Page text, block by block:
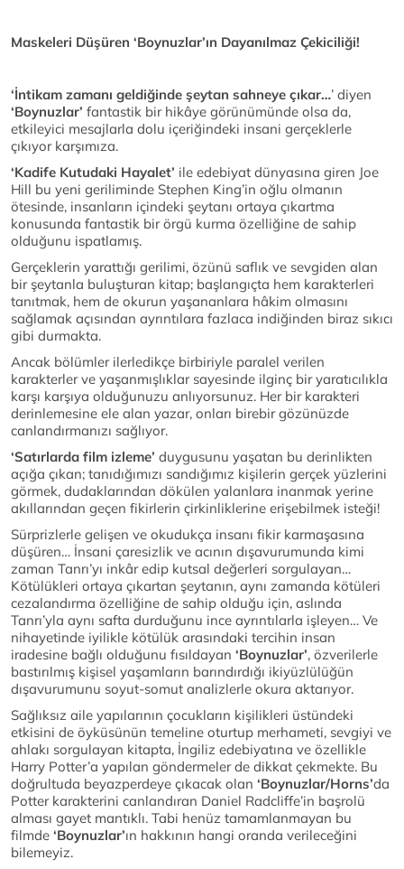
Maskeleri Düşüren ‘Boynuzlar’ın Dayanılmaz Çekiciliği!
‘İntikam zamanı geldiğinde şeytan sahneye çıkar…’ diyen
‘Boynuzlar’ fantastik bir hikâye görünümünde olsa da,
etkileyici mesajlarla dolu içeriğindeki insani gerçeklerle
çıkıyor karşımıza.
‘Kadife Kutudaki Hayalet’ ile edebiyat dünyasına giren Joe
Hill bu yeni geriliminde Stephen King’in oğlu olmanın
ötesinde, insanların içindeki şeytanı ortaya çıkartma
konusunda fantastik bir örgü kurma özelliğine de sahip
olduğunu ispatlamış.
Gerçeklerin yarattığı gerilimi, özünü saflık ve sevgiden alan
bir şeytanla buluşturan kitap; başlangıçta hem karakterleri
tanıtmak, hem de okurun yaşananlara hâkim olmasını
sağlamak açısından ayrıntılara fazlaca indiğinden biraz sıkıcı
gibi durmakta.
Ancak bölümler ilerledikçe birbiriyle paralel verilen
karakterler ve yaşanmışlıklar sayesinde ilginç bir yaratıcılıkla
karşı karşıya olduğunuzu anlıyorsunuz. Her bir karakteri
derinlemesine ele alan yazar, onları birebir gözünüzde
canlandırmanızı sağlıyor.
‘Satırlarda film izleme’ duygusunu yaşatan bu derinlikten
açığa çıkan; tanıdığımızı sandığımız kişilerin gerçek yüzlerini
görmek, dudaklarından dökülen yalanlara inanmak yerine
akıllarından geçen fikirlerin çirkinliklerine erişebilmek isteği!
Sürprizlerle gelişen ve okudukça insanı fikir karmaşasına
düşüren… İnsani çaresizlik ve acının dışavurumunda kimi
zaman Tanrı’yı inkâr edip kutsal değerleri sorgulayan…
Kötülükleri ortaya çıkartan şeytanın, aynı zamanda kötüleri
cezalandırma özelliğine de sahip olduğu için, aslında
Tanrı’yla aynı safta durduğunu ince ayrıntılarla işleyen… Ve
nihayetinde iyilikle kötülük arasındaki tercihin insan
iradesine bağlı olduğunu fısıldayan ‘Boynuzlar’, özverilerle
bastırılmış kişisel yaşamların barındırdığı ikiyüzlülüğün
dışavurumunu soyut-somut analizlerle okura aktarıyor.
Sağlıksız aile yapılarının çocukların kişilikleri üstündeki
etkisini de öyküsünün temeline oturtup merhameti, sevgiyi ve
ahlakı sorgulayan kitapta, İngiliz edebiyatına ve özellikle
Harry Potter’a yapılan göndermeler de dikkat çekmekte. Bu
doğrultuda beyazperdeye çıkacak olan ‘Boynuzlar/Horns’da
Potter karakterini canlandıran Daniel Radcliffe’in başrolü
alması gayet mantıklı. Tabi henüz tamamlanmayan bu
filmde ‘Boynuzlar’ın hakkının hangi oranda verileceğini
bilemeyiz.